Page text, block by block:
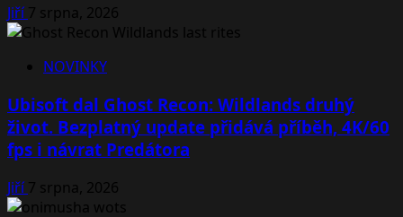
Jiří7 srpna, 2026
NOVINKY
Ubisoft dal Ghost Recon: Wildlands druhý
život. Bezplatný update přidává příběh, 4K/60
fps i návrat Predátora
Jiří7 srpna, 2026